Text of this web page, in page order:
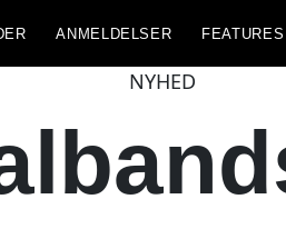
ANMELDELSER FEATURES
NYHED